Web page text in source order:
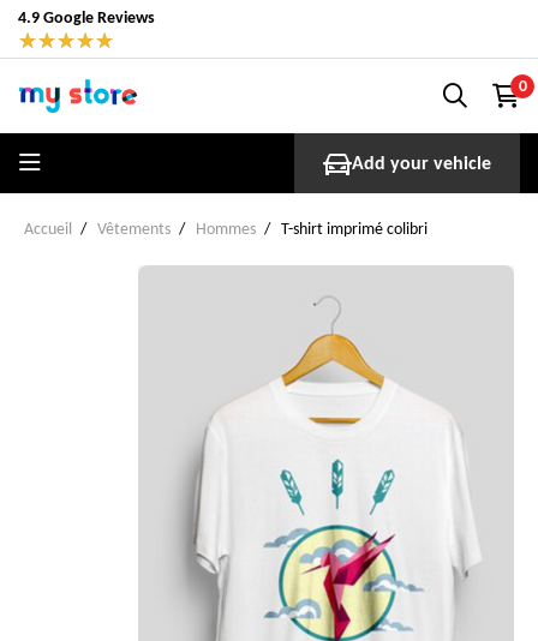
4.9 Google Reviews
★★★★★
0
Add your vehicle
Accueil Vêtements Hommes T-shirt imprimé colibri